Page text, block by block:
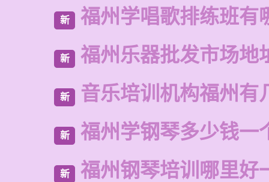
新 福州学唱歌排练班有
新 福州乐器批发市场地
新 音乐培训机构福州有
新 福州学钢琴多少钱一
新 福州钢琴培训哪里好